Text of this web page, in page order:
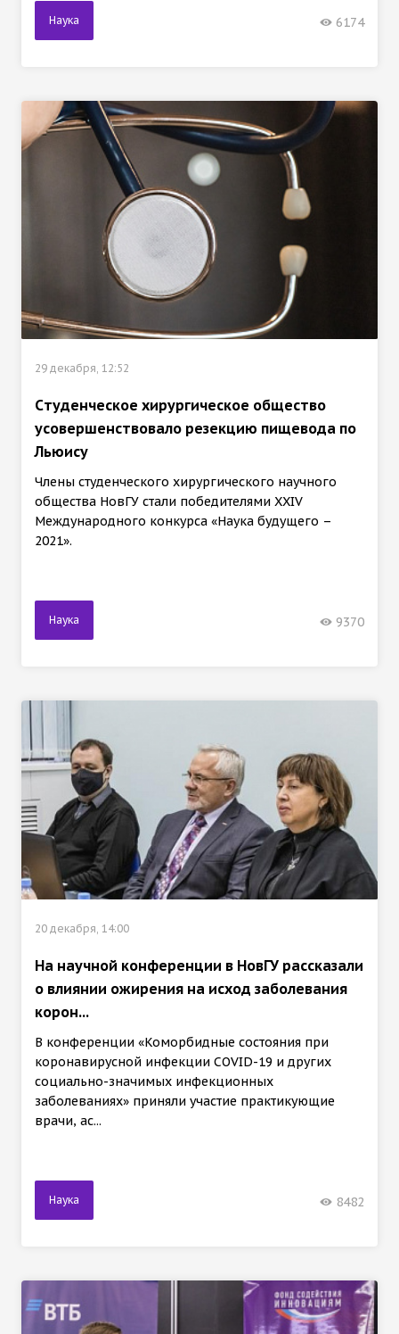
Наука 6174
29 декабря, 12:52
Cтуденческое хирургическое общество
усовершенствовало резекцию пищевода по
Льюису
Члены студенческого хирургического научного
общества НовГУ стали победителями XXIV
Международного конкурса «Наука будущего –
2021».
Наука 9370
20 декабря, 14:00
На научной конференции в НовГУ рассказали
о влиянии ожирения на исход заболевания
корон...
В конференции «Коморбидные состояния при
коронавирусной инфекции COVID-19 и других
социально-значимых инфекционных
заболеваниях» приняли участие практикующие
врачи, ас...
Наука 8482